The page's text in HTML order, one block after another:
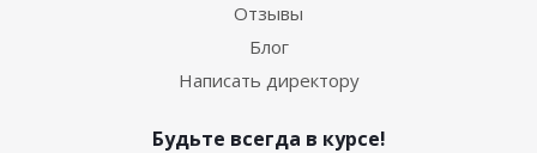
Отзывы
Блог
Написать директору
Будьте всегда в курсе!